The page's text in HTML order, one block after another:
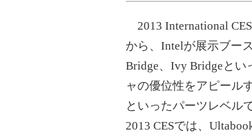
2013 International
から、Intelが展示ブー
Bridge、Ivy Bridgeとい
ャの優位性をアピール
といったパーツレベル
2013 CESでは、